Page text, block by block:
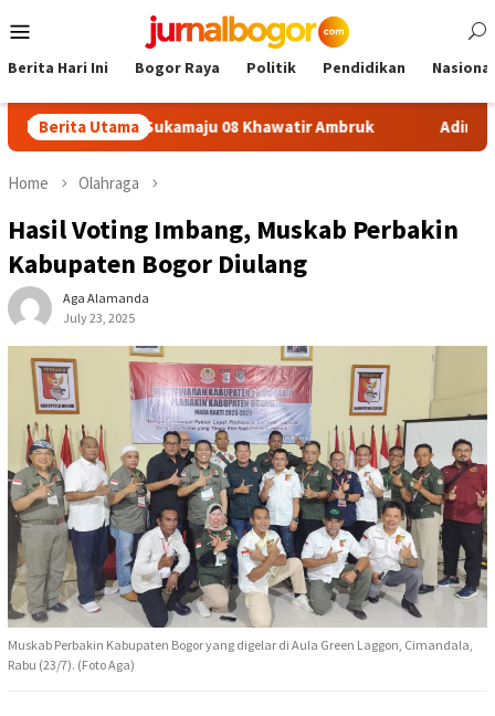
to
Menu
Berita Hari Ini Bogor Raya Politik Pendidikan Nasional
Berita Utama
SDN Sukamaju 08 Khawatir Ambruk Adira Expo
Home Olahraga
Hasil Voting Imbang, Muskab Perbakin
Kabupaten Bogor Diulang
Aga Alamanda
July 23, 2025
Muskab Perbakin Kabupaten Bogor yang digelar di Aula Green Laggon, Cimandala,
Rabu (23/7). (Foto Aga)